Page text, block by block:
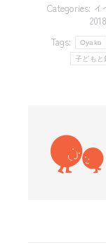
Categories: イ
Tags:
Oyako
子どもと